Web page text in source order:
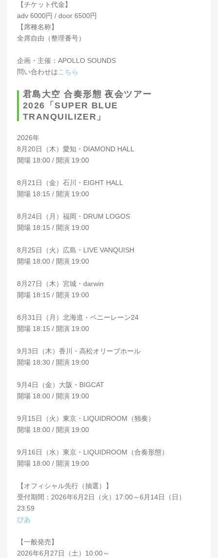
【チケット代金】
adv 6000円 / door 6500円
【席種名称】
全席自由（整理番号）
企画・主催：APOLLO SOUNDS
問い合わせはこちら
君島大空 合奏形態 夜会ツアー
2026「SUPER BLUE
TRANQUILIZER」
2026年
8月20日（木）愛知・DIAMOND HALL
開場 18:00 / 開演 19:00
8月21日（金）石川・EIGHT HALL
開場 18:15 / 開演 19:00
8月24日（月）福岡・DRUM LOGOS
開場 18:15 / 開演 19:00
8月25日（火）広島・LIVE VANQUISH
開場 18:00 / 開演 19:00
8月27日（木）宮城・darwin
開場 18:15 / 開演 19:00
8月31日（月）北海道・ペニーレーン24
開場 18:15 / 開演 19:00
9月3日（木）香川・高松オリーブホール
開場 18:30 / 開演 19:00
9月4日（金）大阪・BIGCAT
開場 18:00 / 開演 19:00
9月15日（火）東京・LIQUIDROOM（独奏）
開場 18:00 / 開演 19:00
9月16日（水）東京・LIQUIDROOM（合奏形態）
開場 18:00 / 開演 19:00
【オフィシャル先行（抽選）】
受付期間：2026年6月2日（火）17:00～6月14日（日）
23:59
ぴあ
【一般発売】
2026年6月27日（土）10:00～